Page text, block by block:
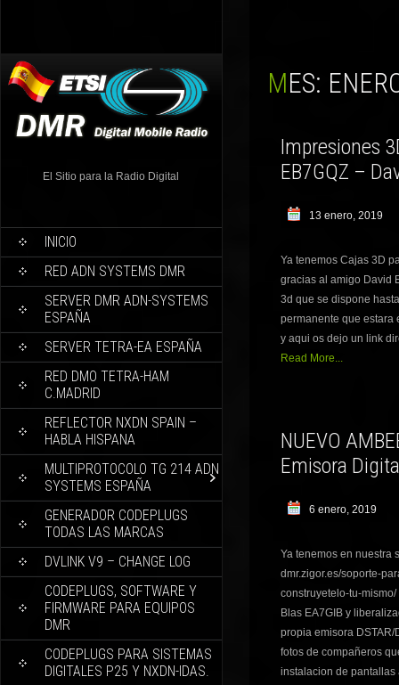
El Sitio para la Radio Digital
INICIO
RED ADN SYSTEMS DMR
SERVER DMR ADN-SYSTEMS
ESPAÑA
SERVER TETRA-EA ESPAÑA
RED DMO TETRA-HAM
C.MADRID
REFLECTOR NXDN SPAIN –
HABLA HISPANA
MULTIPROTOCOLO TG 214 ADN
SYSTEMS ESPAÑA
GENERADOR CODEPLUGS
TODAS LAS MARCAS
DVLINK V9 – CHANGE LOG
CODEPLUGS, SOFTWARE Y
FIRMWARE PARA EQUIPOS
DMR
CODEPLUGS PARA SISTEMAS
DIGITALES P25 Y NXDN-IDAS.
MES:
Impresiones
EB7GQZ –
13 enero, 2019
Ya tenemos Cajas 3D
gracias al amigo David
3d que se dispone
permanente que estara
y aqui os dejo un link
Read More...
NUEVO
Emisora
6 enero, 2019
Ya tenemos en nuestra
dmr.zigor.es/soporte-
construyetelo-tu-
Blas EA7GIB y
propia emisora DSTAR/
fotos de compañeros
instalacion de